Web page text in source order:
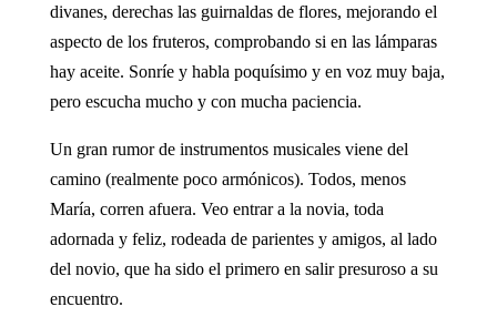
divanes, derechas las guirnaldas de flores, mejorando el
aspecto de los fruteros, comprobando si en las lámparas
hay aceite. Sonríe y habla poquísimo y en voz muy baja,
pero escucha mucho y con mucha paciencia.
Un gran rumor de instrumentos musicales viene del
camino (realmente poco armónicos). Todos, menos
María, corren afuera. Veo entrar a la novia, toda
adornada y feliz, rodeada de parientes y amigos, al lado
del novio, que ha sido el primero en salir presuroso a su
encuentro.